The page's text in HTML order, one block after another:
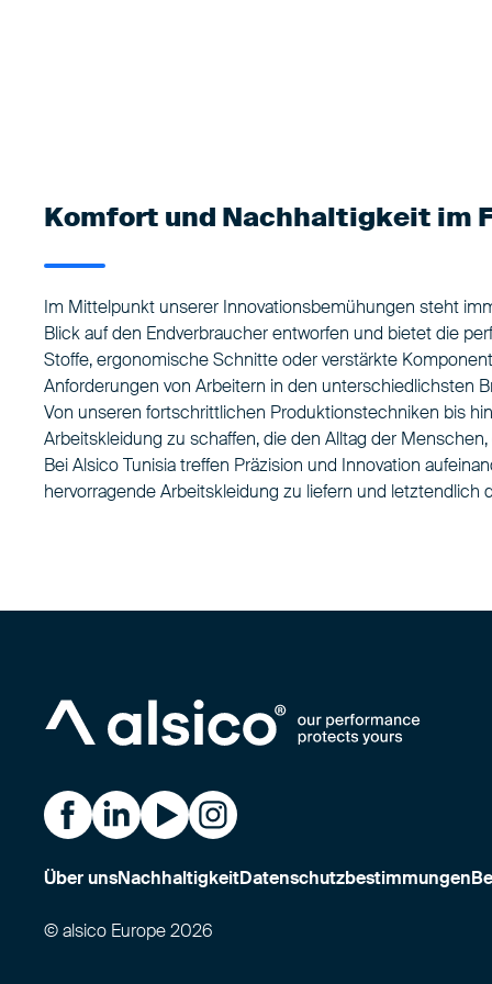
Komfort und Nachhaltigkeit im
Im Mittelpunkt unserer Innovationsbemühungen steht
Blick auf den Endverbraucher entworfen und bietet die
Stoffe, ergonomische Schnitte oder verstärkte
Anforderungen von Arbeitern in den unterschiedlichsten
Von unseren fortschrittlichen Produktionstechniken bis
Arbeitskleidung zu schaffen, die den Alltag der
Bei Alsico Tunisia treffen Präzision und Innovation
hervorragende Arbeitskleidung zu liefern und
Alsico on Facebook
Alsico on LinkedIn
Alsico on YouTube
Alsico on Instagram
Über unsNachhaltigkeitDatenschutzbestimmungen
© alsico Europe 2026